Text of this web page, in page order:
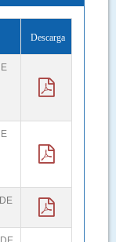
Descarga